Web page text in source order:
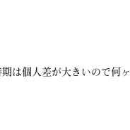
は個人差が大きいので何ヶ